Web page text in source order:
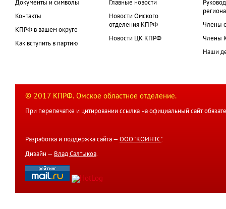
Документы и символы
Контакты
КПРФ в вашем округе
Как вступить в партию
Главные новости
Новости Омского
отделения КПРФ
Новости ЦК КПРФ
Члены
Члены
Наши
© 2017 КПРФ. Омское областное отделение.
При перепечатке и цитировании ссылка на официальный сайт
Разработка и поддержка сайта — ООО "КОИНТС".
Дизайн — Влад Салтыков.